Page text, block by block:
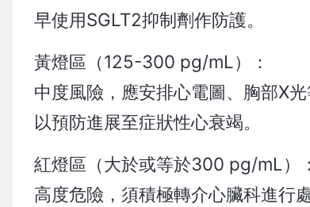
早使用SGLT2抑制劑作防護。
黃燈區（125-300 pg/mL）：
中度風險，應安排心電圖、胸部X
以預防進展至症狀性心衰竭。
紅燈區（大於或等於300 pg/mL）：
高度危險，須積極轉介心臟科進行